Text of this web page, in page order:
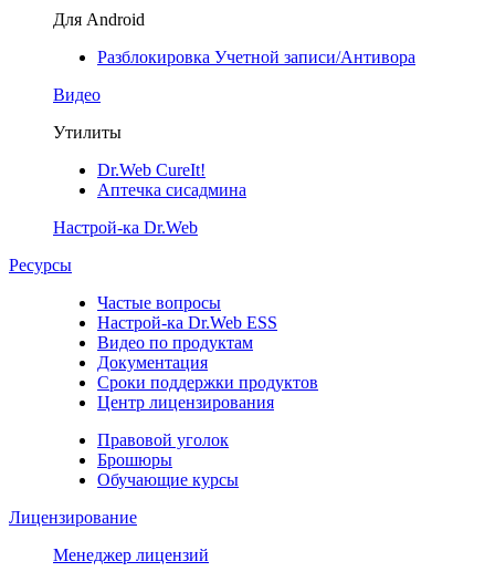
Для Android
Разблокировка Учетной записи/Антивора
Видео
Утилиты
Dr.Web CureIt!
Аптечка сисадмина
Настрой-ка Dr.Web
Ресурсы
Частые вопросы
Настрой-ка Dr.Web ESS
Видео по продуктам
Документация
Сроки поддержки продуктов
Центр лицензирования
Правовой уголок
Брошюры
Обучающие курсы
Лицензирование
Менеджер лицензий